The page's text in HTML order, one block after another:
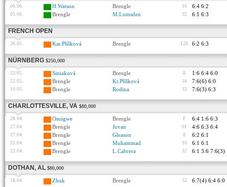
06.06. H.Watson Brengle 16 6:4 6:2
05.06. Brengle M.Lumsden 32 6:1 6:3
FRENCH OPEN
26.05. Kar.Plíšková Brengle 128 6:2 6:3
NÜRNBERG $250,000
23.05. Siniaková Brengle 8 1:6 6:4 6:0
22.05. Brengle Kr.Plíšková 16 7:6(6) 6:0
19.05. Brengle Rodina 32 7:6(3) 6:3
CHARLOTTESVILLE, VA $80,000
28.04. Osuigwe Brengle F 6:4 1:6 6:3
27.04. Brengle Juvan SF 4:6 6:3 6:4
27.04. Brengle Gleason 8 6:2 6:1
25.04. Brengle Muhammad 16 6:1 6:1
23.04. Brengle L.Cabrera 32 6:1 3:6 7:6(3)
DOTHAN, AL $80,000
18.04. Zhuk Brengle 32 6:7(4) 6:4 6:0